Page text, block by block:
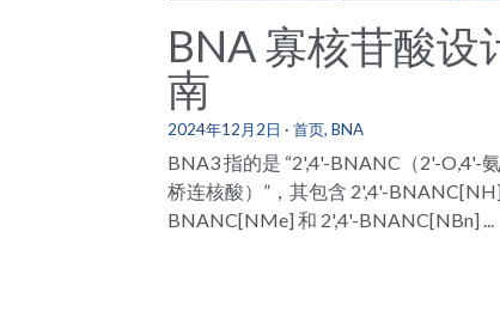
BNA 寡核苷酸设
南
2024年12月2日 ·首页, BNA
BNA3 指的是 “2',4'-BNANC（2'-O,4'-
桥连核酸）”，其包含 2',4'-
BNANC[NMe] 和 2',4'-BNANC[NBn] ...